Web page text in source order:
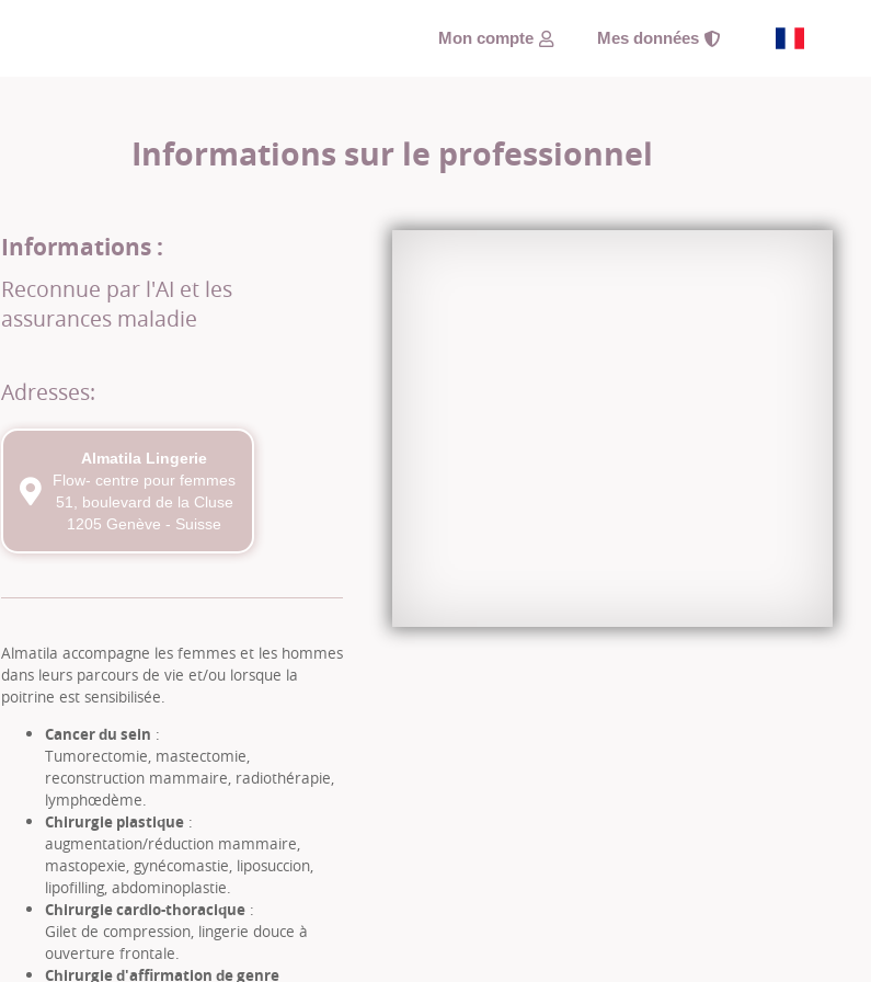
Mon compte Mes données
Informations sur le professionnel
Informations :
Reconnue par l'AI et les
assurances maladie
Adresses:
Almatila Lingerie
Flow- centre pour femmes
51, boulevard de la Cluse
1205 Genève - Suisse
Almatila accompagne les femmes et les hommes
dans leurs parcours de vie et/ou lorsque la
poitrine est sensibilisée.
Cancer du sein :
Tumorectomie, mastectomie,
reconstruction mammaire, radiothérapie,
lymphœdème.
Chirurgie plastique :
augmentation/réduction mammaire,
mastopexie, gynécomastie, liposuccion,
lipofilling, abdominoplastie.
Chirurgie cardio-thoracique :
Gilet de compression, lingerie douce à
ouverture frontale.
Chirurgie d'affirmation de genre
boulevard